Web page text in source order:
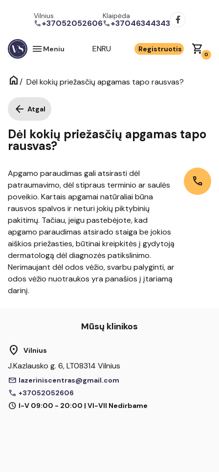
Vilnius
call+37052052606
Klaipėda
call+37046344343
menu Meniu ENRU Registruotis shopping_cart0
home/ Dėl kokių priežasčių apgamas tapo rausvas?
arrow_back Atgal
Dėl kokių priežasčių apgamas tapo
rausvas?
Apgamo paraudimas gali atsirasti dėl
patraumavimo, dėl stipraus terminio ar saulės
poveikio. Kartais apgamai natūraliai būna
rausvos spalvos ir neturi jokių piktybinių
pakitimų. Tačiau, jeigu pastebėjote, kad
apgamo paraudimas atsirado staiga be jokios
aiškios priežasties, būtinai kreipkitės į gydytoją
dermatologą dėl diagnozės patikslinimo.
Nerimaujant dėl odos vėžio, svarbu palyginti, ar
odos vėžio nuotraukos yra panašios į įtariamą
darinį.
call
Mūsų klinikos
location_on Vilnius
J.Kazlausko g. 6, LT08314 Vilnius
mail lazeriniscentras@gmail.com
call +37052052606
schedule I-V 09:00 - 20:00 | VI-VII Nedirbame